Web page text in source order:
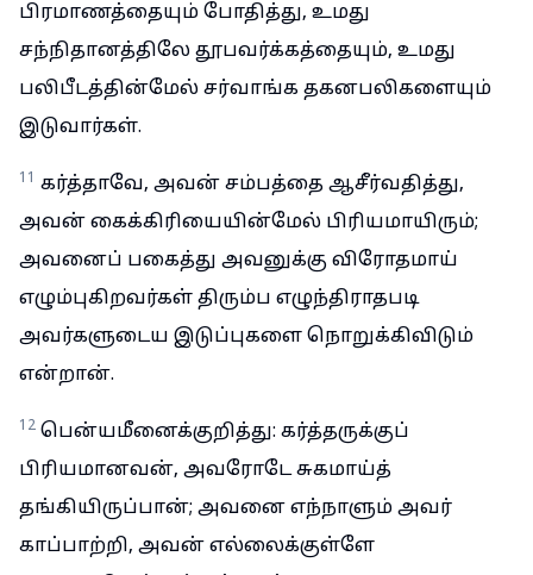
பிரமாணத்தையும் போதித்து, உமது
சந்நிதானத்திலே தூபவர்க்கத்தையும், உமது
பலிபீடத்தின்மேல் சர்வாங்க தகனபலிகளையும்
இடுவார்கள்.
11 கர்த்தாவே, அவன் சம்பத்தை ஆசீர்வதித்து,
அவன் கைக்கிரியையின்மேல் பிரியமாயிரும்;
அவனைப் பகைத்து அவனுக்கு விரோதமாய்
எழும்புகிறவர்கள் திரும்ப எழுந்திராதபடி
அவர்களுடைய இடுப்புகளை நொறுக்கிவிடும்
என்றான்.
12 பென்யமீனைக்குறித்து: கர்த்தருக்குப்
பிரியமானவன், அவரோடே சுகமாய்த்
தங்கியிருப்பான்; அவனை எந்நாளும் அவர்
காப்பாற்றி, அவன் எல்லைக்குள்ளே